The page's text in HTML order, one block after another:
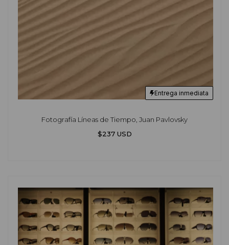
Entrega inmediata
Fotografía Líneas de Tiempo, Juan Pavlovsky
$237 USD